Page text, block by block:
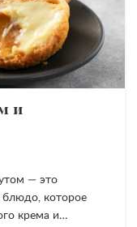
и
— это
блюдо, которое
крема и…